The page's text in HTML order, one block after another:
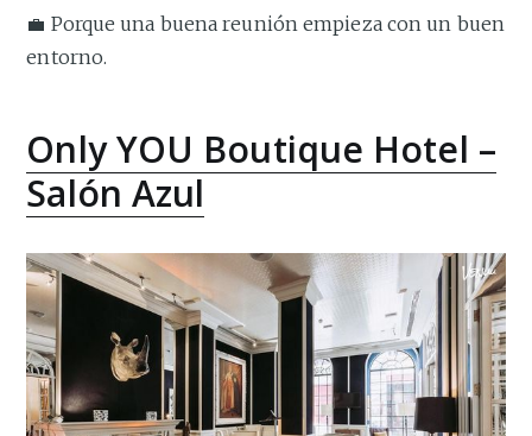
💼 Porque una buena reunión empieza con un buen
entorno.
Only YOU Boutique Hotel –
Salón Azul